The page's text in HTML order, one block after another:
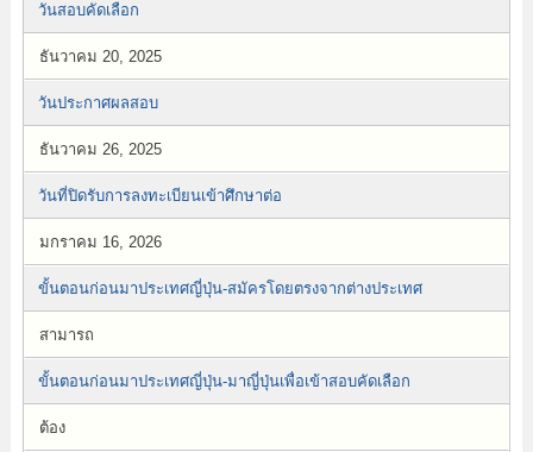
วันสอบคัดเลือก
ธันวาคม 20, 2025
วันประกาศผลสอบ
ธันวาคม 26, 2025
วันที่ปิดรับการลงทะเบียนเข้าศึกษาต่อ
มกราคม 16, 2026
ขั้นตอนก่อนมาประเทศญี่ปุ่น-สมัครโดยตรงจากต่างประเทศ
สามารถ
ขั้นตอนก่อนมาประเทศญี่ปุ่น-มาญี่ปุ่นเพื่อเข้าสอบคัดเลือก
ต้อง